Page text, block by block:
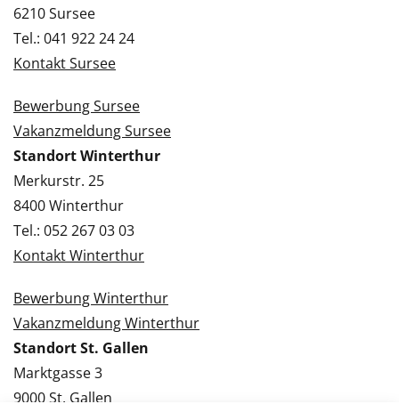
6210 Sursee
Tel.: 041 922 24 24
Kontakt Sursee
Bewerbung Sursee
Vakanzmeldung Sursee
Standort Winterthur
Merkurstr. 25
8400 Winterthur
Tel.: 052 267 03 03
Kontakt Winterthur
Bewerbung Winterthur
Vakanzmeldung Winterthur
Standort St. Gallen
Marktgasse 3
9000 St. Gallen